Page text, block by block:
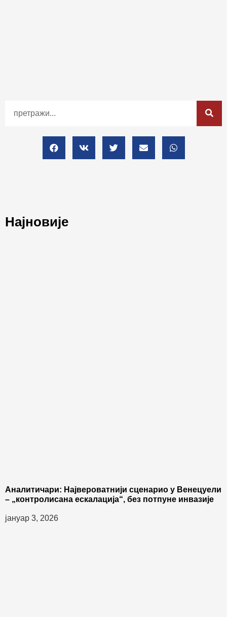
Најновије
Аналитичари: Највероватнији сценарио у Венецуели
– „контролисана ескалација“, без потпуне инвазије
јануар 3, 2026